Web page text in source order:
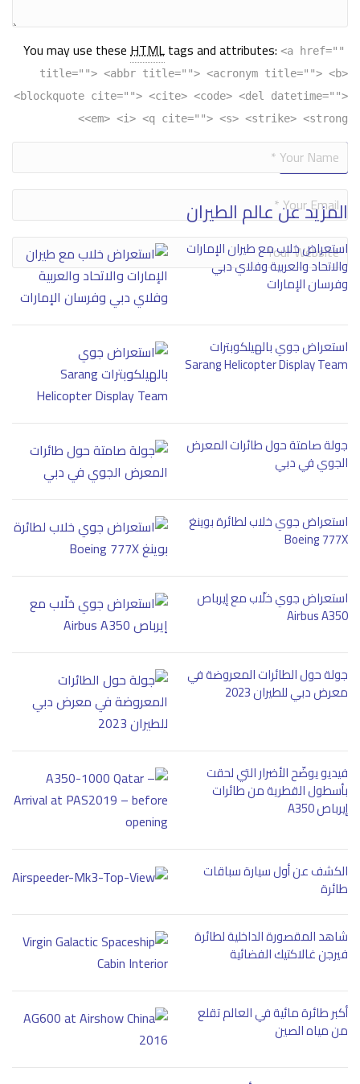
You may use theseHTMLtags and attributes: <a href=""
title=""> <abbr title=""> <acronym title=""> <b>
<blockquote cite=""> <cite> <code> <del datetime="">
<em> <i> <q cite=""> <s> <strike> <strong>
Alternative:
المزيد عن عالم الطيران
استعراض خلاب مع طيران الإمارات
والاتحاد والعربية وفلاي دبي
وفرسان الإمارات
استعراض جوي بالهيلكوبترات
Sarang Helicopter Display Team
جولة صامتة حول طائرات المعرض
الجوي في دبي
استعراض جوي خلاب لطائرة بوينغ
Boeing 777X
استعراض جوي خلّاب مع إيرباص
Airbus A350
جولة حول الطائرات المعروضة في
معرض دبي للطيران 2023
فيديو يوضّح الأضرار التي لحقت
بأسطول القطرية من طائرات
إيرباص A350
الكشف عن أول سيارة سباقات
طائرة
شاهد المقصورة الداخلية لطائرة
فيرجن غالاكتيك الفضائية
أكبر طائرة مائية في العالم تقلع
من مياه الصين